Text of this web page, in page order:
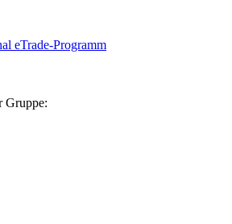
eTrade-Programm
Gruppe: